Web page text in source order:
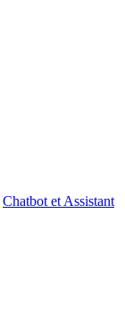
Chatbot et Assistant